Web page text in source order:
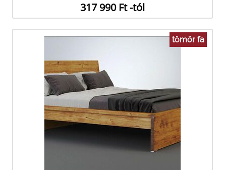
317 990 Ft -tól
tömör fa